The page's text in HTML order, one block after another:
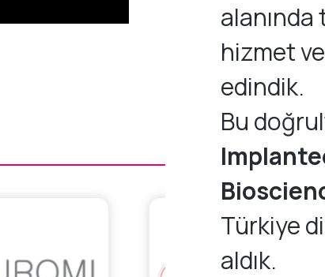
alanında
hizmet
edindik.
Bu
Türkiye
aldık.